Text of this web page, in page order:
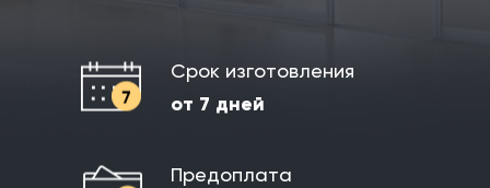
Срок изготовления
от 7 дней
Предоплата